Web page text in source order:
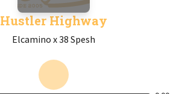
Hustler Highway
Elcamino x 38 Spesh